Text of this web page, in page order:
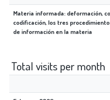
Materia informada: deformación,
codificación, los tres
de información en la materia
Total visits per month